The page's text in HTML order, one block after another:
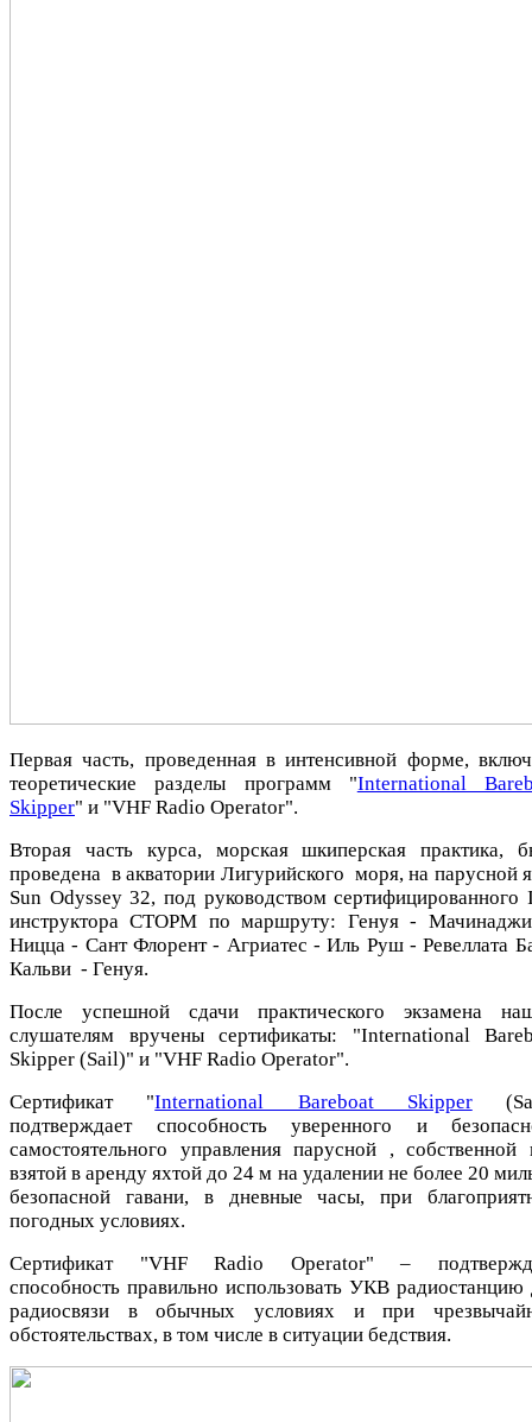
Первая часть, проведенная в интенсивной форме,
теоретические разделы программ "International
Skipper" и "VHF Radio Operator".
Вторая часть курса, морская шкиперская практика,
проведена в акватории Лигурийского моря, на парусной
Sun Odyssey 32, под руководством сертифицированного
инструктора СТОРМ по маршруту: Генуя -
Ницца - Сант Флорент - Агриатес - Иль Руш - Ревеллата
Кальви - Генуя.
После успешной сдачи практического экзамена
слушателям вручены сертификаты: "International
Skipper (Sail)" и "VHF Radio Operator".
Сертификат "International Bareboat Skipper
подтверждает способность уверенного и
самостоятельного управления парусной , собственной
взятой в аренду яхтой до 24 м на удалении не более 20
безопасной гавани, в дневные часы, при
погодных условиях.
Сертификат "VHF Radio Operator" –
способность правильно использовать УКВ радиостанцию
радиосвязи в обычных условиях и при
обстоятельствах, в том числе в ситуации бедствия.